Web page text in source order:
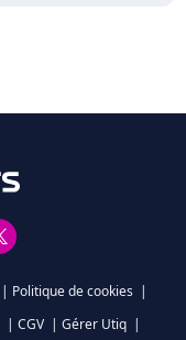
| Politique de cookies |
| CGV | Gérer Utiq |